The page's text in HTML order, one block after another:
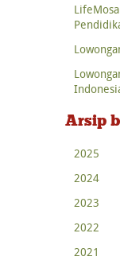
Arsip
2025
2024
2023
2022
2021